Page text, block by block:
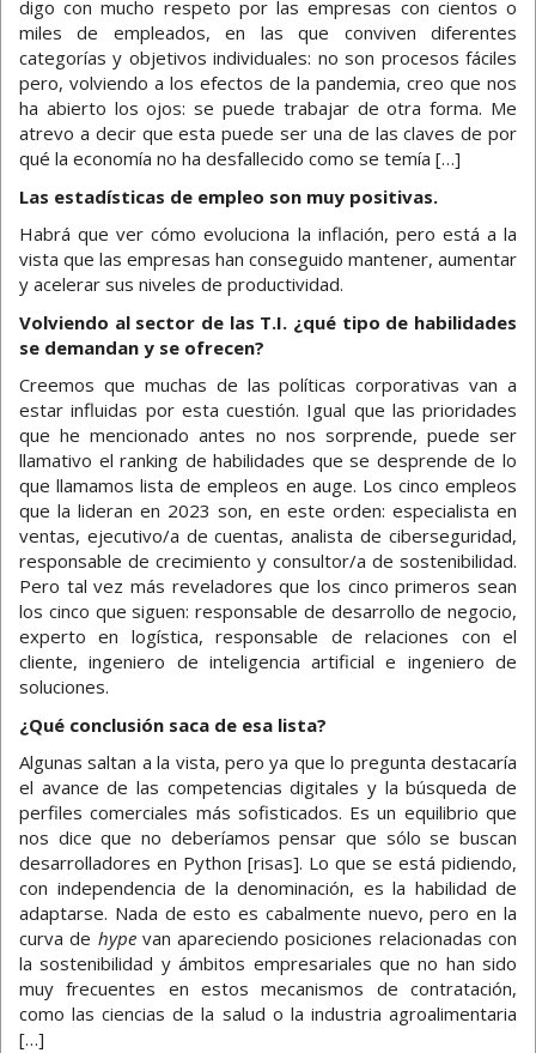
digo con mucho respeto por las empresas con cientos o
miles de empleados, en las que conviven diferentes
categorías y objetivos individuales: no son procesos fáciles
pero, volviendo a los efectos de la pandemia, creo que nos
ha abierto los ojos: se puede trabajar de otra forma. Me
atrevo a decir que esta puede ser una de las claves de por
qué la economía no ha desfallecido como se temía […]
Las estadísticas de empleo son muy positivas.
Habrá que ver cómo evoluciona la inflación, pero está a la
vista que las empresas han conseguido mantener, aumentar
y acelerar sus niveles de productividad.
Volviendo al sector de las T.I. ¿qué tipo de habilidades
se demandan y se ofrecen?
Creemos que muchas de las políticas corporativas van a
estar influidas por esta cuestión. Igual que las prioridades
que he mencionado antes no nos sorprende, puede ser
llamativo el ranking de habilidades que se desprende de lo
que llamamos lista de empleos en auge. Los cinco empleos
que la lideran en 2023 son, en este orden: especialista en
ventas, ejecutivo/a de cuentas, analista de ciberseguridad,
responsable de crecimiento y consultor/a de sostenibilidad.
Pero tal vez más reveladores que los cinco primeros sean
los cinco que siguen: responsable de desarrollo de negocio,
experto en logística, responsable de relaciones con el
cliente, ingeniero de inteligencia artificial e ingeniero de
soluciones.
¿Qué conclusión saca de esa lista?
Algunas saltan a la vista, pero ya que lo pregunta destacaría
el avance de las competencias digitales y la búsqueda de
perfiles comerciales más sofisticados. Es un equilibrio que
nos dice que no deberíamos pensar que sólo se buscan
desarrolladores en Python [risas]. Lo que se está pidiendo,
con independencia de la denominación, es la habilidad de
adaptarse. Nada de esto es cabalmente nuevo, pero en la
curva de hype van apareciendo posiciones relacionadas con
la sostenibilidad y ámbitos empresariales que no han sido
muy frecuentes en estos mecanismos de contratación,
como las ciencias de la salud o la industria agroalimentaria
[…]